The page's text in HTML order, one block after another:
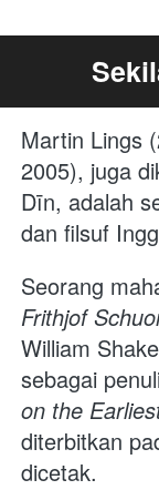
Martin Lings
2005), juga
Dīn, adalah
dan filsuf
Seorang
Frithjof
William
sebagai
on the
diterbitkan
dicetak.